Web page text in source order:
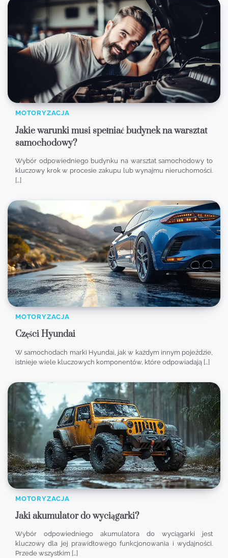
MOTORYZACJA
Jakie warunki musi spełniać budynek na warsztat
samochodowy?
Wybór odpowiedniego budynku na warsztat samochodowy to
kluczowy krok w procesie zakupu lub wynajmu nieruchomości.
[…]
MOTORYZACJA
Części Hyundai
W samochodach marki Hyundai, jak w każdym innym pojeździe,
istnieje wiele kluczowych komponentów, które odpowiadają […]
MOTORYZACJA
Jaki akumulator do wyciągarki?
Wybór odpowiedniego akumulatora do wyciągarki jest
kluczowy dla jej prawidłowego funkcjonowania i wydajności.
Przede wszystkim […]